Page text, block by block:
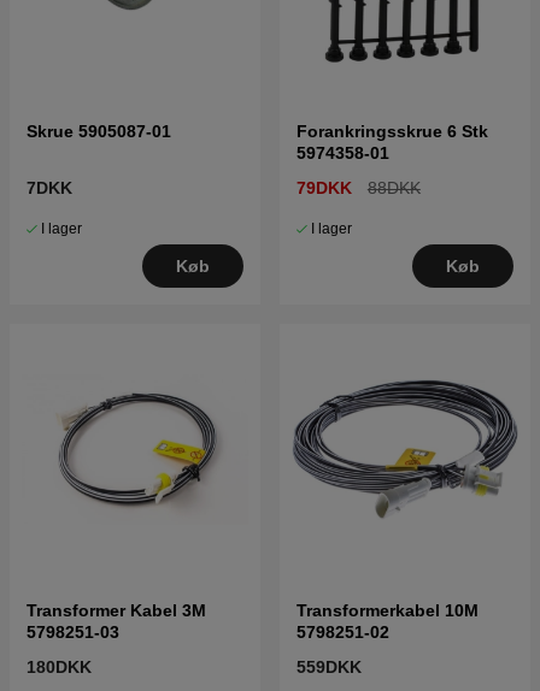
Skrue 5905087-01
7DKK
I lager
Køb
Forankringsskrue 6 Stk
5974358-01
79DKK
88DKK
I lager
Køb
Transformer Kabel 3M
5798251-03
180DKK
Transformerkabel 10M
5798251-02
559DKK